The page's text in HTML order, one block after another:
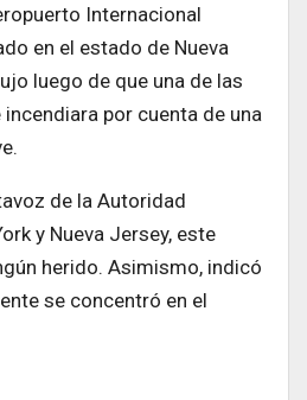
Internacional
en el estado de Nueva
luego de que una de las
por cuenta de una
de la Autoridad
y Nueva Jersey, este
herido. Asimismo, indicó
se concentró en el